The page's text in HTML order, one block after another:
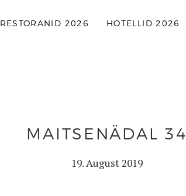
RESTORANID 2026 HOTELLID 2026
MAITSENÄDAL 34
19. August 2019